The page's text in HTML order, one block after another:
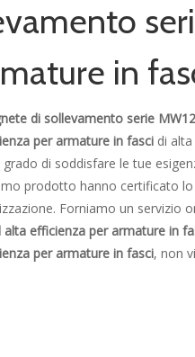
in
di sollevamento serie
per armature in fasci di
di soddisfare le tue
prodotto hanno certificato
Forniamo un
efficienza per armature in
per armature in fasci, non